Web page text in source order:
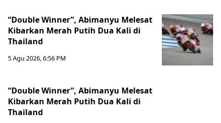
“Double Winner”, Abimanyu Melesat
Kibarkan Merah Putih Dua Kali di
Thailand
5 Agu 2026, 6:56 PM
“Double Winner”, Abimanyu Melesat
Kibarkan Merah Putih Dua Kali di
Thailand